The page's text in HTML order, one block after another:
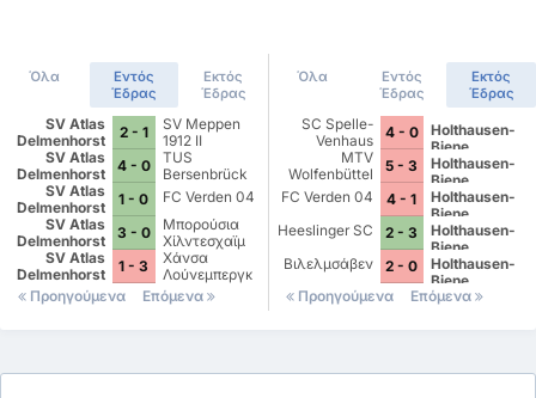
Όλα
Εντός
Έδρας
Εκτός
Έδρας
SV Atlas
Delmenhorst
2 - 1
SV Meppen
1912 II
SV Atlas
Delmenhorst
4 - 0
TUS
Bersenbrück
SV Atlas
Delmenhorst
1 - 0
FC Verden 04
SV Atlas
Delmenhorst
3 - 0
Μπορούσια
Χίλντεσχαϊμ
SV Atlas
Delmenhorst
1 - 3
Χάνσα
Λούνεμπεργκ
Προηγούμενα
Επόμενα
Όλα
Εντός
Έδρας
Εκτός
Έδρας
SC Spelle-
Venhaus
4 - 0
Holthausen-
Biene
MTV
Wolfenbüttel
5 - 3
Holthausen-
Biene
FC Verden 04
4 - 1
Holthausen-
Biene
Heeslinger SC
2 - 3
Holthausen-
Biene
Βιλελμσάβεν
2 - 0
Holthausen-
Biene
Προηγούμενα
Επόμενα